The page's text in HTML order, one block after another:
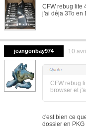
CFW rebug lite
j'ai déja 3To en
jeangonbay974 10
CFW rebug
browser et
c'est bien ce
dossier en PKG